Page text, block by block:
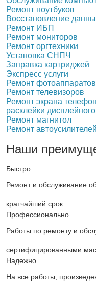
Ремонт ноутбуков
Восстановление
Ремонт ИБП
Ремонт мониторов
Ремонт оргтехники
Установка СНПЧ
Заправка картриджей
Экспресс услуги
Ремонт фотоаппаратов
Ремонт телевизоров
Ремонт экрана
расклейки
Ремонт магнитол
Ремонт автоусилителей
Наши
Быстро
Ремонт и обслуживание
кратчайший срок.
Профессионально
Работы по ремонту и
сертифицированными
Надежно
На все работы,